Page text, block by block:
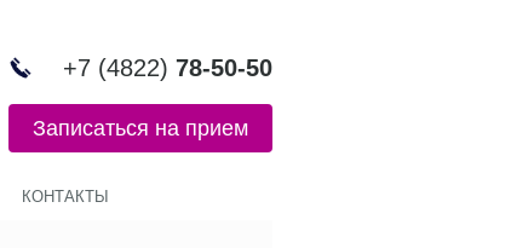
+7 (4822) 78-50-50
Записаться на прием
КОНТАКТЫ